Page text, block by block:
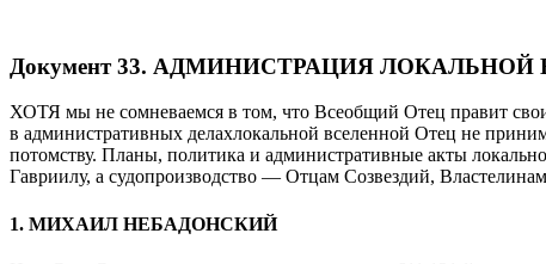
Документ33. АДМИНИСТРАЦИЯ ЛОКАЛЬНОЙ
ХОТЯ мы не сомневаемся в том, что Всеобщий Отец правит
в административных делахлокальной вселенной Отец не
потомству. Планы, политика и административные акты
Гавриилу, а судопроизводство — Отцам Созвездий,
1. МИХАИЛ НЕБАДОНСКИЙ